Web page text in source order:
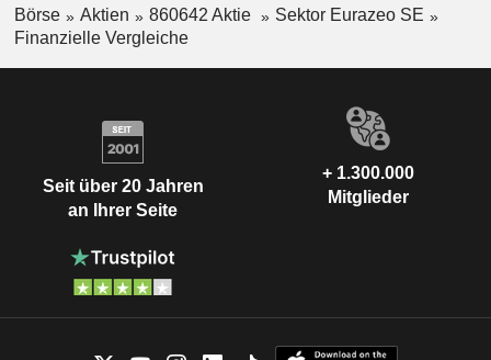
Börse Aktien 860642 Aktie
Sektor Eurazeo SE
Finanzielle Vergleiche
Seit über 20 Jahren
an Ihrer Seite
+ 1.300.000
Mitglieder